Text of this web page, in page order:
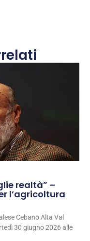
realtà” –
l’agricoltura
Cebano Alta Val
30 giugno 2026 alle